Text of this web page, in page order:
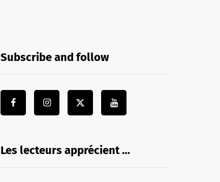
Subscribe and follow
Les lecteurs apprécient …